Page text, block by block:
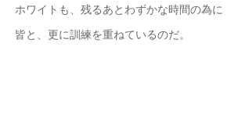
ホワイトも、残るあとわずかな時間の為に
皆と、更に訓練を重ねているのだ。